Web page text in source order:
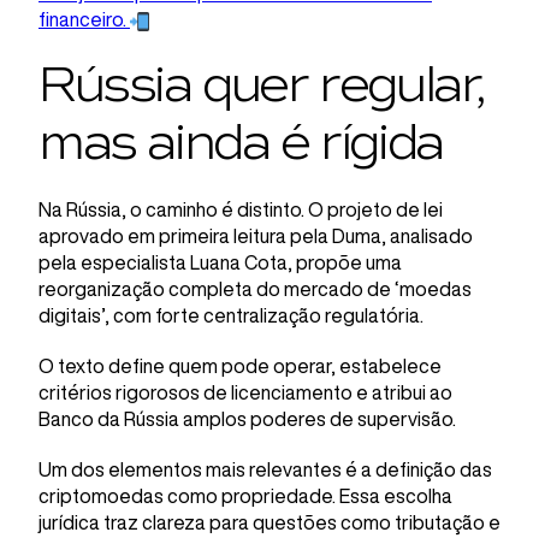
financeiro.
Rússia quer regular,
mas ainda é rígida
Na Rússia, o caminho é distinto. O projeto de lei
aprovado em primeira leitura pela Duma, analisado
pela especialista Luana Cota, propõe uma
reorganização completa do mercado de ‘moedas
digitais’, com forte centralização regulatória.
O texto define quem pode operar, estabelece
critérios rigorosos de licenciamento e atribui ao
Banco da Rússia amplos poderes de supervisão.
Um dos elementos mais relevantes é a definição das
criptomoedas como propriedade. Essa escolha
jurídica traz clareza para questões como tributação e